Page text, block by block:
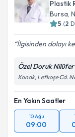
Plastik
Bursa,
5 (2
İlgisinden dolayı
Özel Doruk
Konak, Lefkoşe Cd.
En Yakın Saatler
10 Ağu
09:00